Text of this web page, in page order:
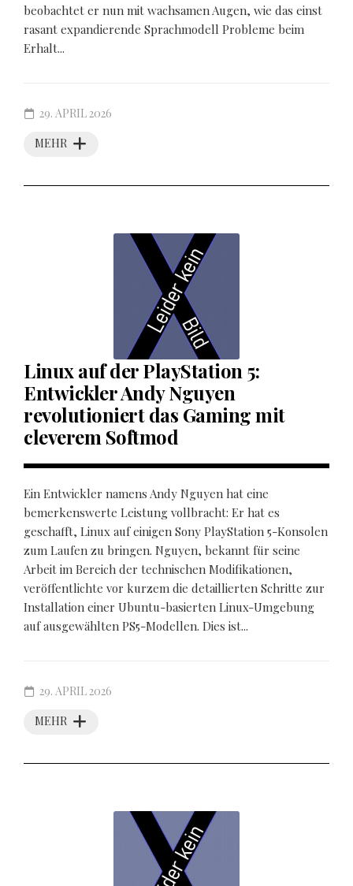
beobachtet er nun mit wachsamen Augen, wie das einst
rasant expandierende Sprachmodell Probleme beim
Erhalt...
MEHR
29. APRIL 2026
Linux auf der PlayStation 5:
Entwickler Andy Nguyen
revolutioniert das Gaming mit
cleverem Softmod
Ein Entwickler namens Andy Nguyen hat eine
bemerkenswerte Leistung vollbracht: Er hat es
geschafft, Linux auf einigen Sony PlayStation 5-Konsolen
zum Laufen zu bringen. Nguyen, bekannt für seine
Arbeit im Bereich der technischen Modifikationen,
veröffentlichte vor kurzem die detaillierten Schritte zur
Installation einer Ubuntu-basierten Linux-Umgebung
auf ausgewählten PS5-Modellen. Dies ist...
MEHR
29. APRIL 2026